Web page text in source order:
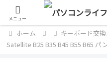
単なるパソ
ホーム キーボード交
Satellite B25 B35 B45 B55 B65 パ
メニュー